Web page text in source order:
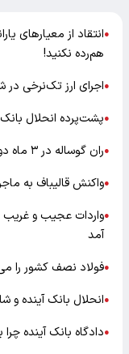
●انتقاد از معیارهای
هم‌رده نکنید!
●اجرای ارز تک‌نرخی در
●پشت‌پرده انحلال
●ران گوساله در ۳ ماه دو برابر شد؛ کسی حواسش هست؟
●واکنش قالیباف به
●واردات عجیب و غریب /
آمد
●فولاد نصف کشور را
●انحلال بانک آینده
●دادگاه بانک آینده